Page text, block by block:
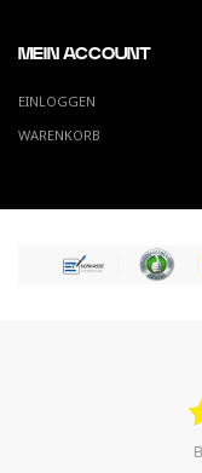
MEIN ACCOUNT
EINLOGGEN
WARENKORB